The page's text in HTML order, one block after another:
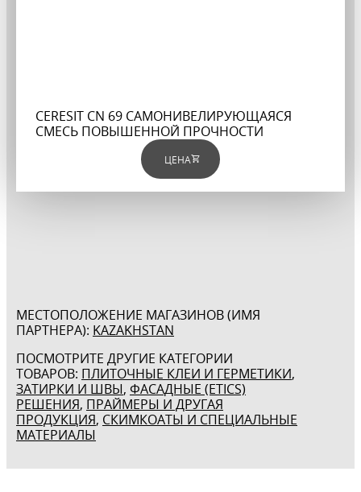
CERESIT CN 69 САМОНИВЕЛИРУЮЩАЯСЯ
СМЕСЬ ПОВЫШЕННОЙ ПРОЧНОСТИ
ЦЕНА
МЕСТОПОЛОЖЕНИЕ МАГАЗИНОВ (ИМЯ
ПАРТНЕРА): KAZAKHSTAN
ПОСМОТРИТЕ ДРУГИЕ КАТЕГОРИИ
ТОВАРОВ: ПЛИТОЧНЫЕ КЛЕИ И ГЕРМЕТИКИ,
ЗАТИРКИ И ШВЫ, ФАСАДНЫЕ (ETICS)
РЕШЕНИЯ, ПРАЙМЕРЫ И ДРУГАЯ
ПРОДУКЦИЯ, СКИМКОАТЫ И СПЕЦИАЛЬНЫЕ
МАТЕРИАЛЫ